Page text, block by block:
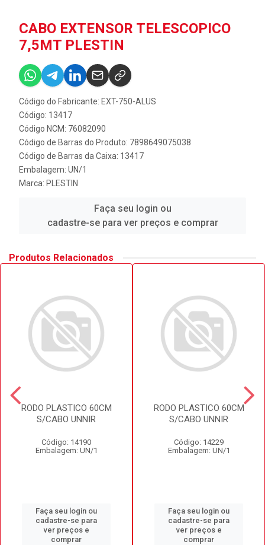
CABO EXTENSOR TELESCOPICO
7,5MT PLESTIN
Código do Fabricante: EXT-750-ALUS
Código: 13417
Código NCM: 76082090
Código de Barras do Produto: 7898649075038
Código de Barras da Caixa: 13417
Embalagem: UN/1
Marca: PLESTIN
Faça seu login ou
cadastre-se para ver preços e comprar
Produtos Relacionados
RODO PLASTICO 60CM
S/CABO UNNIR
Código: 14190
Embalagem: UN/1
Faça seu login ou
cadastre-se para
ver preços e
comprar
RODO PLASTICO 60CM
S/CABO UNNIR
Código: 14229
Embalagem: UN/1
Faça seu login ou
cadastre-se para
ver preços e
comprar